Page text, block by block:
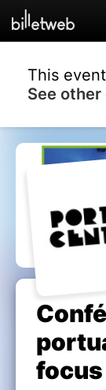
This
See